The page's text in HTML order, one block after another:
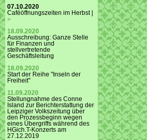
07.10.2020
Caféöffnungszeiten im Herbst |
»
18.09.2020
Ausschreibung: Ganze Stelle
für Finanzen und
stellvertretende
Geschäftsleitung
18.09.2020
Start der Reihe "Inseln der
Freiheit"
11.09.2020
Stellungnahme des Conne
Island zur Berichterstattung der
Leipziger Volkszeitung über
den Prozessbeginn wegen
eines Übergriffs während des
HGich.T-Konzerts am
27.12.2019